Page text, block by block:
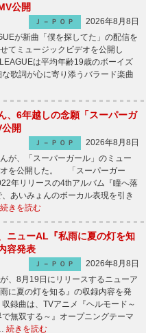
公開
Ｊ－ＰＯＰ
2026年8月8日
が新曲「僕を探してた」の配信を
てミュージックビデオを公開し
は平均年齢19歳のボーイズ
歌詞が心に寄り添うバラード楽曲
、6年越しの念願「スーパーガ
開
Ｊ－ＰＯＰ
2026年8月8日
が、「スーパーガール」のミュー
オを公開した。 「スーパーガー
年リリースの4thアルバム『瞳へ落
あいみょんのボーカル表現を引き
続きを読む
ニューAL『私雨に夏の灯を知
容発表
Ｊ－ＰＯＰ
2026年8月8日
、8月19日にリリースするニューア
に夏の灯を知る』の収録内容を発
録曲は、TVアニメ『ヘルモード～
無双する～』オープニングテーマ
続きを読む